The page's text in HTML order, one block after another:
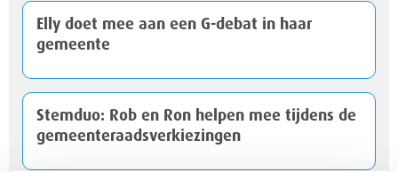
Elly doet mee aan een G-debat in haar
gemeente
Stemduo: Rob en Ron helpen mee tijdens de
gemeenteraadsverkiezingen